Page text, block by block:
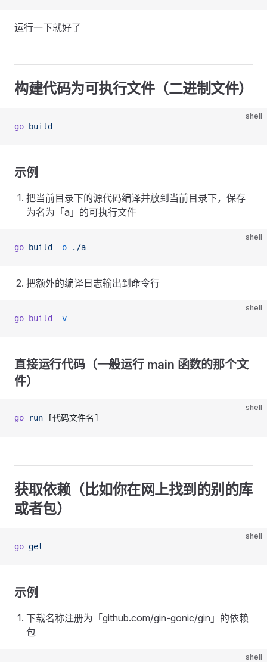
运行一下就好了
构建代码为可执行文件（二进制文件）
shell
go build
示例
把当前目录下的源代码编译并放到当前目录下，保存
为名为「a」的可执行文件
shell
go build -o ./a
把额外的编译日志输出到命令行
shell
go build -v
直接运行代码（一般运行 main 函数的那个文
件）
shell
go run [代码文件名]
获取依赖（比如你在网上找到的别的库
或者包）
shell
go get
示例
下载名称注册为「github.com/gin-gonic/gin」的依赖
包
shell